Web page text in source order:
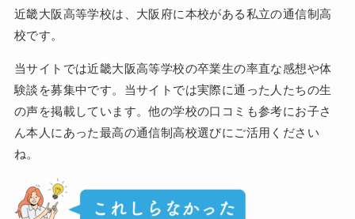
近畿大阪高等学校は、大阪府に本校がある私立の通信制高
校です。
当サイトでは近畿大阪高等学校の卒業生の率直な感想や体
験談を募集中です。当サイトでは実際に通った人たちの生
の声を掲載しています。他の学校の口コミも参考にお子さ
ん本人にあった最高の通信制高校選びにご活用ください
ね。